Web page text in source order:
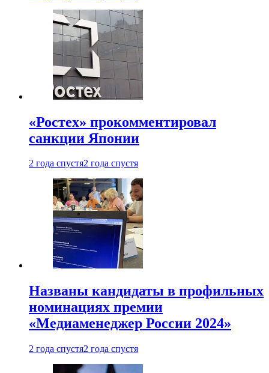
«Ростех» прокомментировал
санкции Японии
2 года спустя2 года спустя
Названы кандидаты в профильных
номинациях премии
«Медиаменеджер России 2024»
2 года спустя2 года спустя